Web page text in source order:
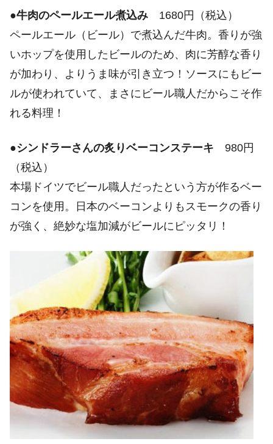
●牛肉のペールエール煮込み 1680円（税込）
ペールエール（ビール）で煮込んだ牛肉。香りが強
いホップを使用したビールのため、肉に芳醇な香り
が加わり、よりうま味が引き立つ！ソースにもビー
ルが使われていて、まさにビール職人だからこそ作
れる料理！
●シンドラーさんの炙りベーコンステーキ 980円
（税込）
本場ドイツでビール職人だったという方が作るベー
コンを使用。日本のベーコンよりもスモークの香り
が強く、絶妙な塩加減がビールにピッタリ！